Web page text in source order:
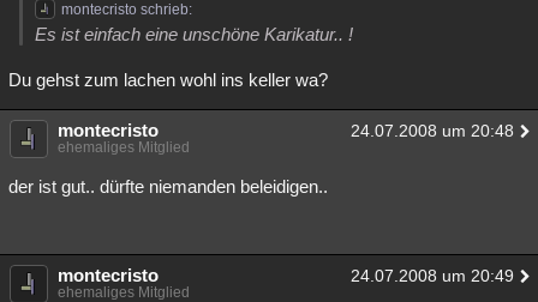
montecristo schrieb:
Es ist einfach eine unschöne Karikatur.. !
Du gehst zum lachen wohl ins keller wa?
montecristo 24.07.2008 um 20:48
ehemaliges Mitglied
der ist gut.. dürfte niemanden beleidigen..
montecristo 24.07.2008 um 20:49
ehemaliges Mitglied